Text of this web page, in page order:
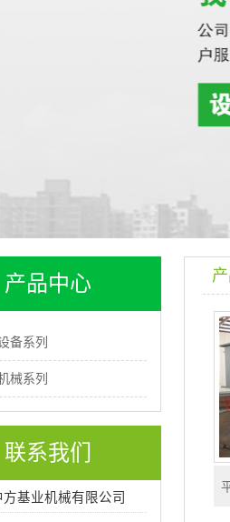
产品中心
备系列
械系列
联系我们
基业机械有限公司